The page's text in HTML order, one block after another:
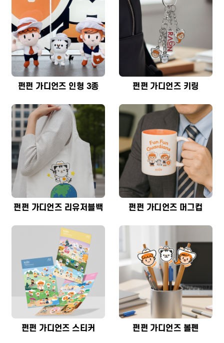
펀펀 가디언즈 인형 3종 펀펀 가디언즈 키링
펀펀 가디언즈 리유저블백 펀펀 가디언즈 머그컵
펀펀 가디언즈 스티커 펀펀 가디언즈 볼펜